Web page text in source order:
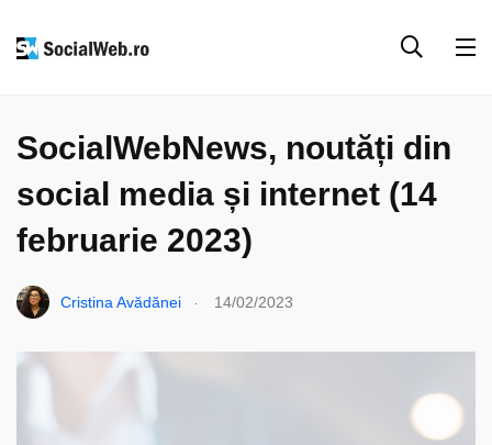
SocialWebNews, noutăți din
social media și internet (14
februarie 2023)
Cristina Avădănei 14/02/2023